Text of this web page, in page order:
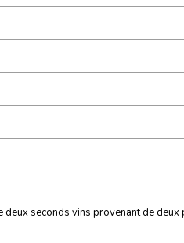
seconds vins provenant de deux